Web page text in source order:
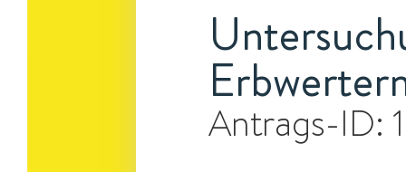
Antrags-ID: